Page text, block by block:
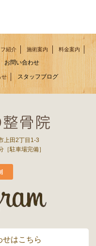
紹介 施術案内 料金案内
お問い合わせ
せ スタッフブログ
上田2丁目1-3
［駐車場完備］
せはこちら